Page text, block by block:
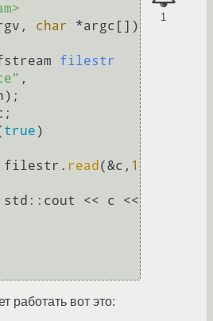
1
char *argc[])
filestr
,
;
true)
		filestr.
read (&c, 1
		std::cout << c <<
работать вот это: